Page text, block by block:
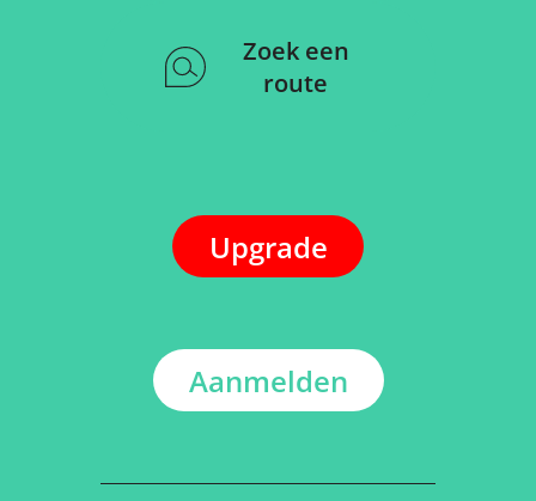
Zoek een
route
Upgrade
Aanmelden